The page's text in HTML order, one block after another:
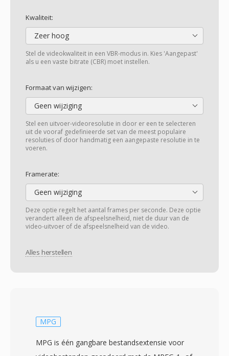
Kwaliteit:
Zeer hoog
Stel de videokwaliteit in een VBR-modus in. Kies 'Aangepast'
als u een vaste bitrate (CBR) moet instellen.
Formaat van wijzigen:
Geen wijziging
Stel een uitvoer-videoresolutie in door er een te selecteren
uit de vooraf gedefinieerde set van de meest populaire
resoluties of door handmatig een aangepaste resolutie in te
voeren.
Framerate:
Geen wijziging
Deze optie regelt het aantal frames per seconde. Deze optie
verandert alleen de afspeelsnelheid, niet de duur van de
video-uitvoer of de afspeelsnelheid van de video.
Alles herstellen
MPG
MPG is één gangbare bestandsextensie voor